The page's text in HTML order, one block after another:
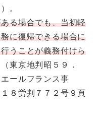
。
る場合でも、当初軽
に復帰できる場合に
うことが義務付けら
東京地判昭５９．
ールフランス事
８労判７７２号９頁